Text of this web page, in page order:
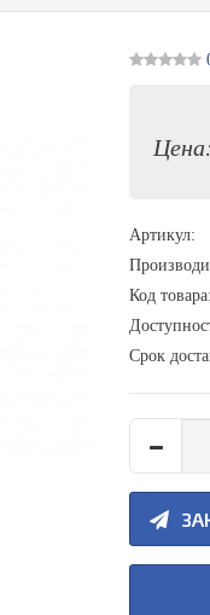
Цена:
Артикул:
Код товара:
Срок